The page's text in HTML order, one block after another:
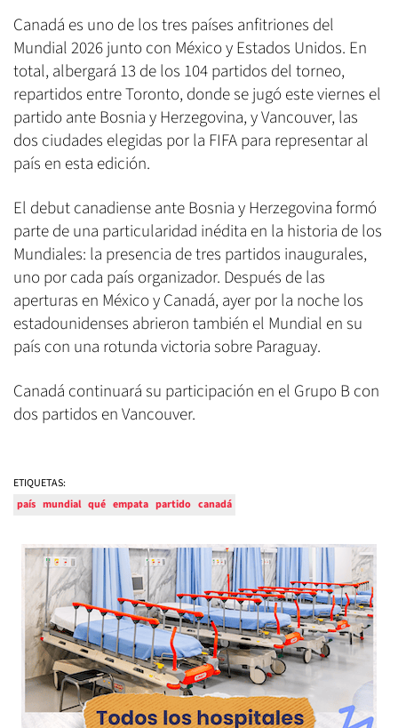
Canadá es uno de los tres países anfitriones del
Mundial 2026 junto con México y Estados Unidos. En
total, albergará 13 de los 104 partidos del torneo,
repartidos entre Toronto, donde se jugó este viernes el
partido ante Bosnia y Herzegovina, y Vancouver, las
dos ciudades elegidas por la FIFA para representar al
país en esta edición.
El debut canadiense ante Bosnia y Herzegovina formó
parte de una particularidad inédita en la historia de los
Mundiales: la presencia de tres partidos inaugurales,
uno por cada país organizador. Después de las
aperturas en México y Canadá, ayer por la noche los
estadounidenses abrieron también el Mundial en su
país con una rotunda victoria sobre Paraguay.
Canadá continuará su participación en el Grupo B con
dos partidos en Vancouver.
ETIQUETAS:
país mundial qué empata partido canadá